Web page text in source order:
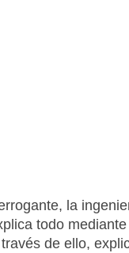
la
todo
de ello,